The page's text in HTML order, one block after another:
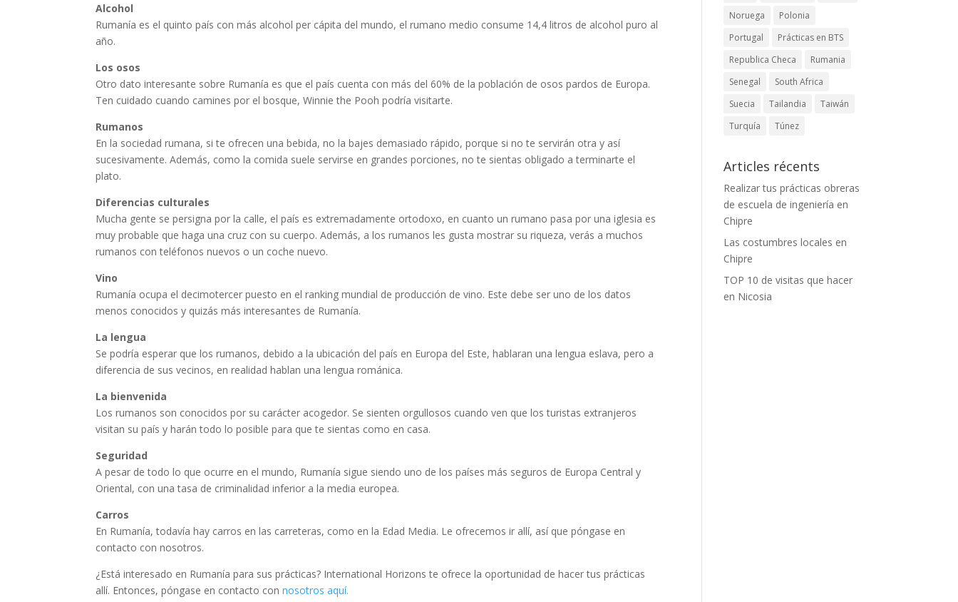
Alcohol
Rumanía es el quinto país con más alcohol per cápita del mundo, el rumano medio consume 14,4 litros de alcohol puro al
año.
Los osos
Otro dato interesante sobre Rumanía es que el país cuenta con más del 60% de la población de osos pardos de Europa.
Ten cuidado cuando camines por el bosque, Winnie the Pooh podría visitarte.
Rumanos
En la sociedad rumana, si te ofrecen una bebida, no la bajes demasiado rápido, porque si no te servirán otra y así
sucesivamente. Además, como la comida suele servirse en grandes porciones, no te sientas obligado a terminarte el
plato.
Diferencias culturales
Mucha gente se persigna por la calle, el país es extremadamente ortodoxo, en cuanto un rumano pasa por una iglesia es
muy probable que haga una cruz con su cuerpo. Además, a los rumanos les gusta mostrar su riqueza, verás a muchos
rumanos con teléfonos nuevos o un coche nuevo.
Vino
Rumanía ocupa el decimotercer puesto en el ranking mundial de producción de vino. Este debe ser uno de los datos
menos conocidos y quizás más interesantes de Rumanía.
La lengua
Se podría esperar que los rumanos, debido a la ubicación del país en Europa del Este, hablaran una lengua eslava, pero a
diferencia de sus vecinos, en realidad hablan una lengua románica.
La bienvenida
Los rumanos son conocidos por su carácter acogedor. Se sienten orgullosos cuando ven que los turistas extranjeros
visitan su país y harán todo lo posible para que te sientas como en casa.
Seguridad
A pesar de todo lo que ocurre en el mundo, Rumanía sigue siendo uno de los países más seguros de Europa Central y
Oriental, con una tasa de criminalidad inferior a la media europea.
Carros
En Rumanía, todavía hay carros en las carreteras, como en la Edad Media. Le ofrecemos ir allí, así que póngase en
contacto con nosotros.
¿Está interesado en Rumanía para sus prácticas? International Horizons te ofrece la oportunidad de hacer tus prácticas
allí. Entonces, póngase en contacto connosotros aquí.
Noruega
Polonia
Portugal
Prácticas en BTS
Republica Checa
Rumania
Senegal
South Africa
Suecia
Tailandia
Taiwán
Turquía
Túnez
Articles récents
Realizar tus prácticas obreras
de escuela de ingeniería en
Chipre
Las costumbres locales en
Chipre
TOP 10 de visitas que hacer
en Nicosia